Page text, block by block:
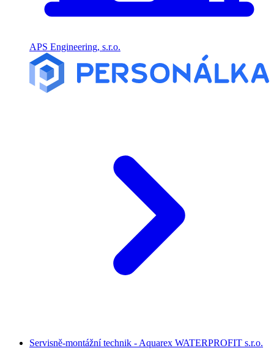
APS Engineering, s.r.o.
Servisně-montážní technik - Aquarex WATERPROFIT s.r.o.